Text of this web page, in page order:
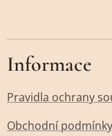
Informace
Pravidla ochrany
Obchodní podmínky